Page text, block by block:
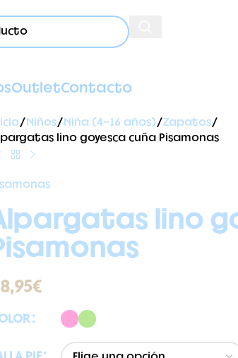
OutletContacto
Niños Niña (4-16 años)
Zapatos
lino goyesca cuña Pisamonas
lino
€